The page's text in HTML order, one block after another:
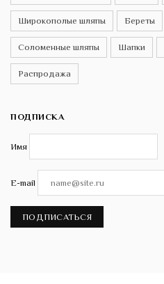
Широкополые шляпы Береты
Соломенные шляпы Шапки
Распродажа
ПОДПИСКА
Имя
E-mail
ПОДПИСАТЬСЯ